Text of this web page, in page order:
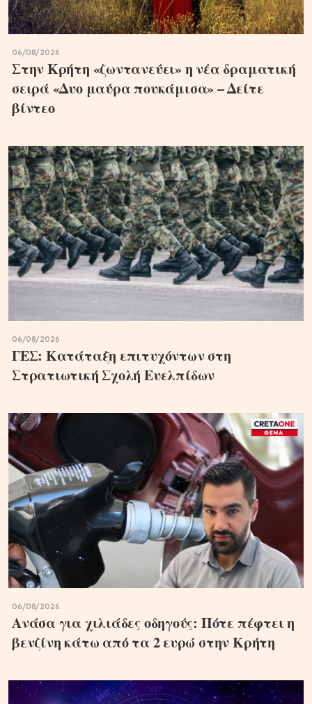
06/08/2026
Στην Κρήτη «ζωντανεύει» η νέα δραματική
σειρά «Δυο μαύρα πουκάμισα» – Δείτε
βίντεο
06/08/2026
ΓΕΣ: Κατάταξη επιτυχόντων στη
Στρατιωτική Σχολή Ευελπίδων
06/08/2026
Ανάσα για χιλιάδες οδηγούς: Πότε πέφτει η
βενζίνη κάτω από τα 2 ευρώ στην Κρήτη